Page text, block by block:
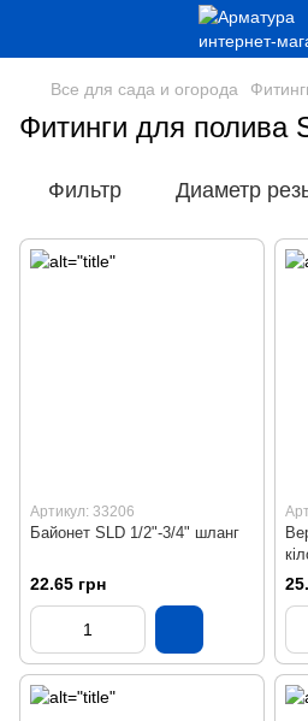
Все для сада и огорода
Фитинги для полива
Фильтр Диаметр
Артикул: 33206
Байонет SLD 1/2"-3/4" шланг
22.65 грн